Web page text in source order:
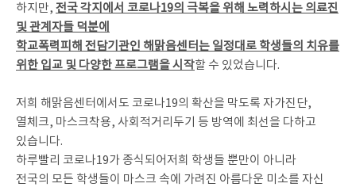
하지만, 전국 각지에서 코로나19의 극복을 위해 노력하시는 의료진
및 관계자들 덕분에
학교폭력피해 전담기관인 해맑음센터는 일정대로 학생들의 치유를
위한 입교 및 다양한 프로그램을 시작할 수 있었습니다.
저희 해맑음센터에서도 코로나19의 확산을 막도록 자가진단,
열체크, 마스크착용, 사회적거리두기 등 방역에 최선을 다하고
있습니다.
하루빨리 코로나19가 종식되어저희 학생들 뿐만이 아니라
전국의 모든 학생들이 마스크 속에 가려진 아름다운 미소를 자신